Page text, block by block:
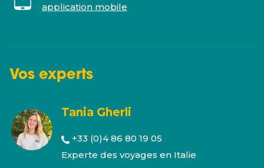
application mobile
Vos experts
Tania Gherli
+33 (0)4 86 80 19 05
Experte des voyages en Italie